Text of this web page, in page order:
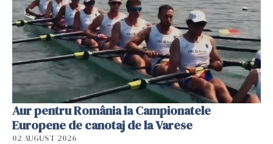
Aur pentru România la Campionatele
Europene de canotaj de la Varese
02 AUGUST 2026